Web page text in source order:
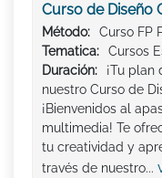
Curso de Diseño
Método:
Curso FP
Tematica:
Cursos
Duración:
¡Tu plan
nuestro Curso de
¡Bienvenidos al
multimedia! Te
tu creatividad y
través de nuestro...